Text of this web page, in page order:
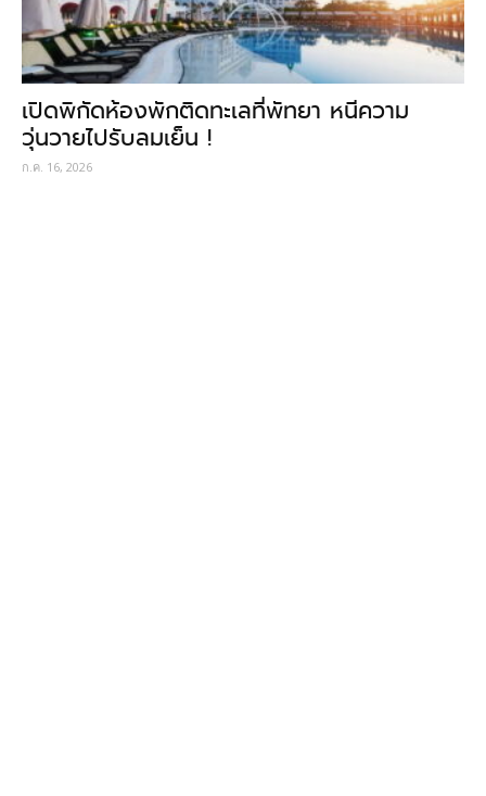
เปิดพิกัดห้องพักติดทะเลที่พัทยา หนีความ
วุ่นวายไปรับลมเย็น !
ก.ค. 16, 2026